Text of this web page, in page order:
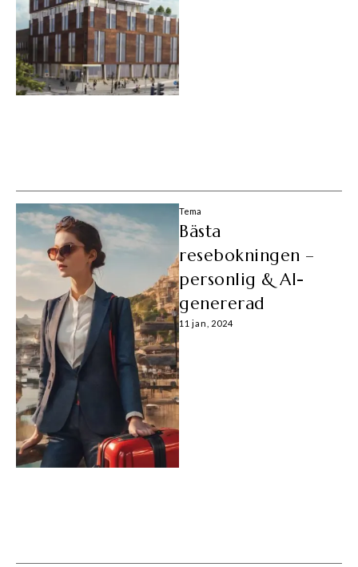
Tema
Bästa
resebokningen –
personlig & AI-
genererad
11 jan, 2024